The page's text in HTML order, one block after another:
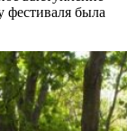
фестиваля была